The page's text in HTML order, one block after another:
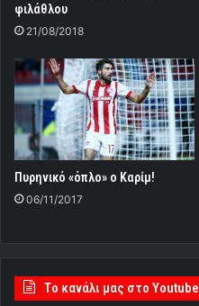
φιλάθλου
21/08/2018
Πυρηνικό «όπλο» ο Καρίμ!
06/11/2017
Tο κανάλι μας στο Youtube